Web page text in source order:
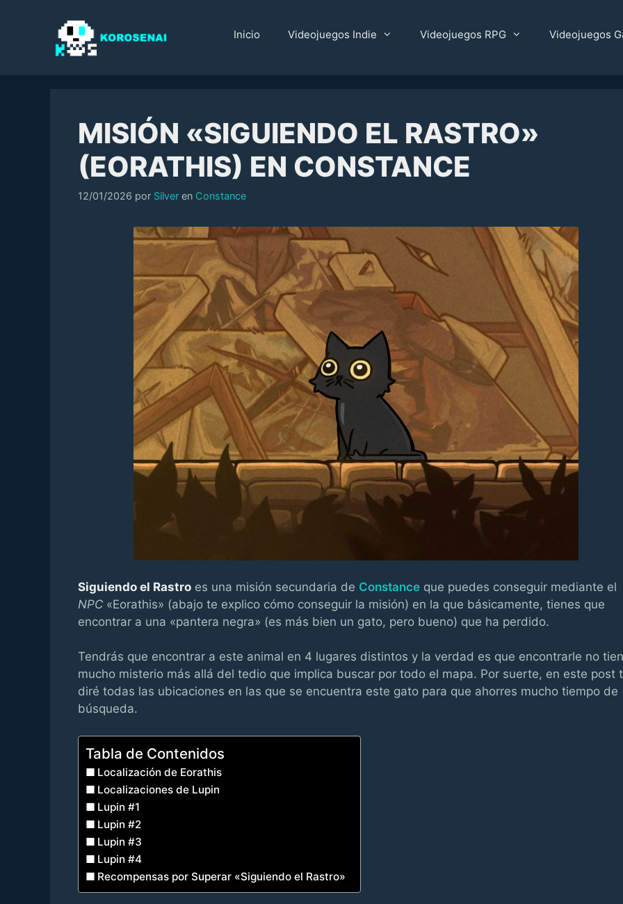
Inicio Videojuegos Indie Videojuegos RPG Videojuegos
MISIÓN «SIGUIENDO EL RASTRO»
(EORATHIS) EN CONSTANCE
12/01/2026 por Silver en Categorías
Constance
Siguiendo el Rastro es una misión secundaria de Constance que puedes conseguir mediante el
NPC «Eorathis» (abajo te explico cómo conseguir la misión) en la que básicamente, tienes que
encontrar a una «pantera negra» (es más bien un gato, pero bueno) que ha perdido.
Tendrás que encontrar a este animal en 4 lugares distintos y la verdad es que encontrarle no
mucho misterio más allá del tedio que implica buscar por todo el mapa. Por suerte, en este post
diré todas las ubicaciones en las que se encuentra este gato para que ahorres mucho tiempo de
búsqueda.
Tabla de Contenidos
Localización de Eorathis
Localizaciones de Lupin
Lupin #1
Lupin #2
Lupin #3
Lupin #4
Recompensas por Superar «Siguiendo el Rastro»